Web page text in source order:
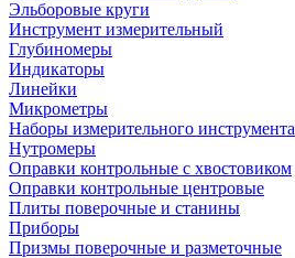
Эльборовые круги
Инструмент измерительный
Глубиномеры
Индикаторы
Линейки
Микрометры
Наборы измерительного инструмента
Нутромеры
Оправки контрольные с хвостовиком
Оправки контрольные центровые
Плиты поверочные и станины
Приборы
Призмы поверочные и разметочные